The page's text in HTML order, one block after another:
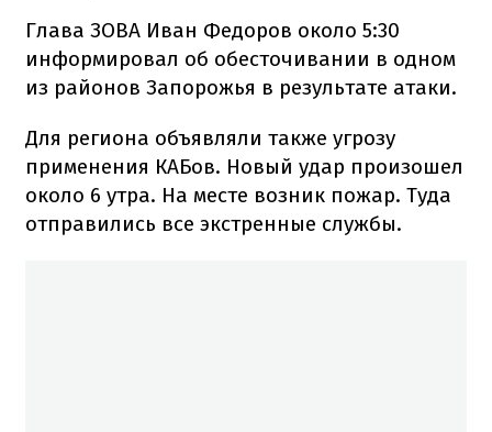
Глава ЗОВА Иван Федоров около 5:30
информировал об обесточивании в одном
из районов Запорожья в результате атаки.
Для региона объявляли также угрозу
применения КАБов. Новый удар произошел
около 6 утра. На месте возник пожар. Туда
отправились все экстренные службы.